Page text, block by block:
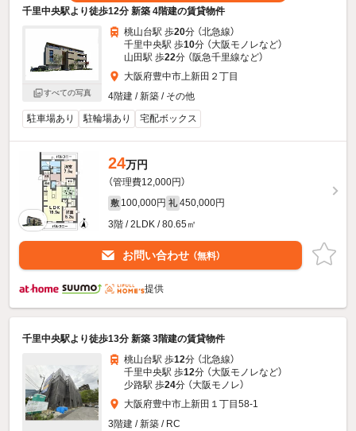
千里中央駅より徒歩12分 新築 4階建の賃貸物件
すべての写真
桃山台駅 歩20分 （北急線）
千里中央駅 歩10分 （大阪モノレなど）
山田駅 歩22分 （阪急千里線など）
大阪府豊中市上新田２丁目
4階建 / 新築 / その他
駐車場あり
駐輪場あり 宅配ボックス
24万円
（管理費12,000円）
敷 100,000円 礼 450,000円
3階 / 2LDK / 80.65㎡
お問い合わせ （無料）
提供
千里中央駅より徒歩13分 新築 3階建の賃貸物件
桃山台駅 歩12分 （北急線）
千里中央駅 歩12分 （大阪モノレなど）
少路駅 歩24分 （大阪モノレ）
大阪府豊中市上新田１丁目58-1
3階建 / 新築 / RC